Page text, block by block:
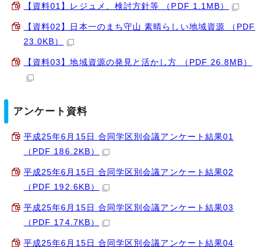
【資料01】レジュメ、検討方針等 （PDF 1.1MB）
【資料02】日本一のまち守山 素晴らしい地域資源 （PDF
23.0KB）
【資料03】地域資源の発見と活かし方 （PDF 26.8MB）
アンケート資料
平成25年6月15日 合同学区別会議アンケート結果01
（PDF 186.2KB）
平成25年6月15日 合同学区別会議アンケート結果02
（PDF 192.6KB）
平成25年6月15日 合同学区別会議アンケート結果03
（PDF 174.7KB）
平成25年6月15日 合同学区別会議アンケート結果04